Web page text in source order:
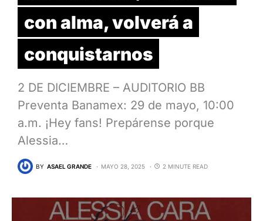
con alma, volverá a
conquistarnos
2 DE DICIEMBRE – AUDITORIO BB
Preventa Banamex: 29 de mayo, 10:00
a.m. ¡Hey fans! Prepárense porque
Alessia…
BY ASAEL GRANDE MAYO 28, 2025 2 MINUTE READ